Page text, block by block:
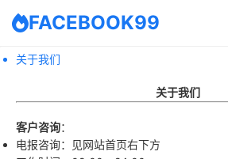
FACEBOOK99
关于我们
关于我们
客户咨询：
电报咨询：见网站首页右下方